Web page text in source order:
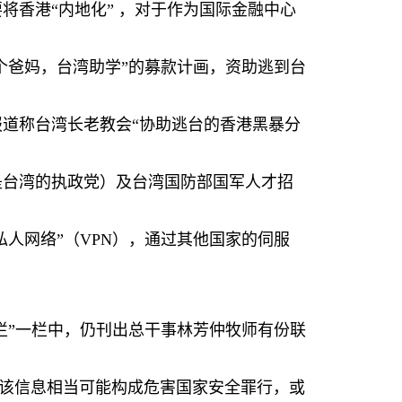
香港“内地化” ，对于作为国际金融中心
爸妈，台湾助学”的募款计画，资助逃到台
称台湾长老教会“协助逃台的香港黑暴分
湾的执政党）及台湾国防部国军人才招
人网络” （VPN），通过其他国家的伺服
”一栏中，仍刊出总干事林芳仲牧师有份联
信息相当可能构成危害国家安全罪行，或